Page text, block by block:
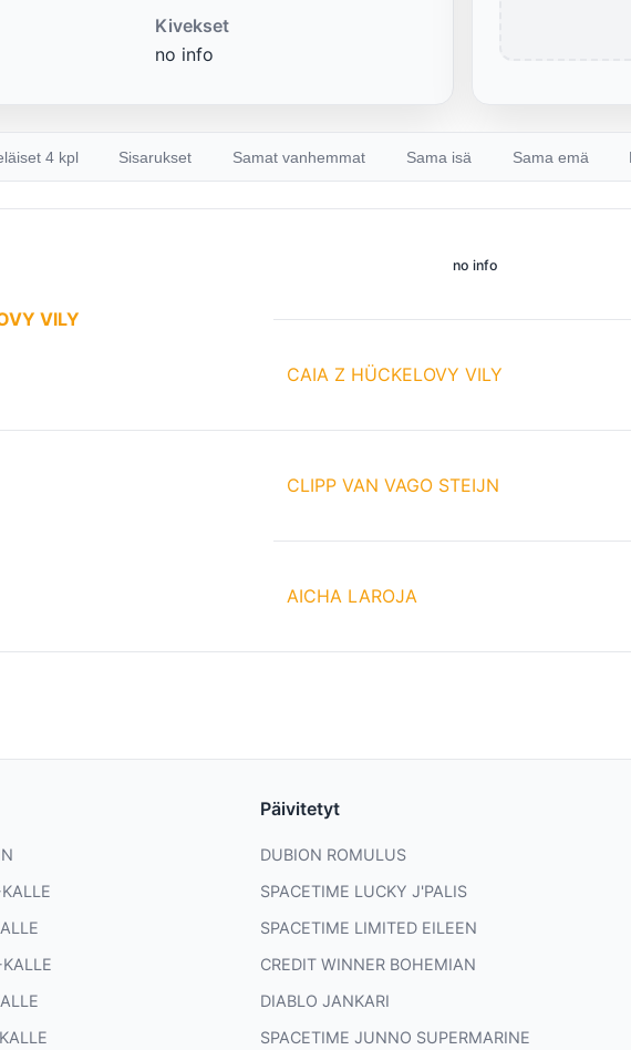
Kivekset
no info
4 kpl Sisarukset Samat vanhemmat Sama isä Sama emä
VILY
no info
CAIA Z HÜCKELOVY VILY
CLIPP VAN VAGO STEIJN
AICHA LAROJA
Päivitetyt
DUBION ROMULUS
SPACETIME LUCKY J'PALIS
SPACETIME LIMITED EILEEN
CREDIT WINNER BOHEMIAN
DIABLO JANKARI
SPACETIME JUNNO SUPERMARINE